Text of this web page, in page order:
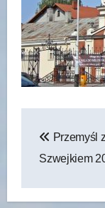
wpisu
Przemyśl
Szwejkiem